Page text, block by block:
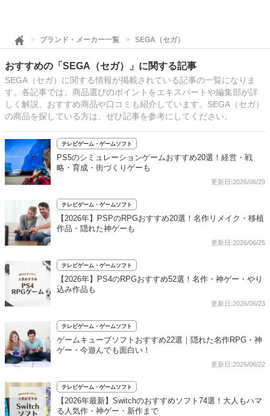
ブランド・メーカー一覧 SEGA（セガ）
おすすめの「SEGA（セガ）」に関する記事
SEGA（セガ）に関する情報が掲載されている記事の一覧になりま
す。各記事では、商品選びのポイントをエキスパートや編集部が詳
しく解説、おすすめ商品や口コミも紹介しています。SEGA（セガ）
の商品を探している方は、ぜひ記事を参考にしてください。
テレビゲーム・ゲームソフト
PS5のシミュレーションゲームおすすめ20選！経営・戦
略・育成・街づくりゲーも
更新日:2026/06/29
テレビゲーム・ゲームソフト
【2026年】PSPのRPGおすすめ20選！名作リメイク・移植
作品・隠れた神ゲーも
更新日:2026/06/25
テレビゲーム・ゲームソフト
【2026年】PS4のRPGおすすめ52選！名作・神ゲー・やり
込み作品も
更新日:2026/06/23
テレビゲーム・ゲームソフト
ゲームキューブソフトおすすめ22選｜隠れた名作RPG・神
ゲー・今遊んでも面白い！
更新日:2026/06/22
テレビゲーム・ゲームソフト
【2026年最新】Switchのおすすめソフト74選！大人もハマ
る人気作・神ゲー・新作まで